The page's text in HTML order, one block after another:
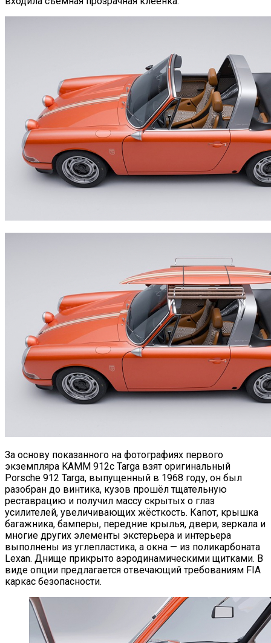
За основу показанного на фотографиях первого
экземпляра KAMM 912c Targa взят оригинальный
Porsche 912 Targa, выпущенный в 1968 году, он был
разобран до винтика, кузов прошёл тщательную
реставрацию и получил массу скрытых о глаз
усилителей, увеличивающих жёсткость. Капот, крышка
багажника, бамперы, передние крылья, двери, зеркала и
многие других элементы экстерьера и интерьера
выполнены из углепластика, а окна — из поликарбоната
Lexan. Днище прикрыто аэродинамическими щитками. В
виде опции предлагается отвечающий требованиям FIA
каркас безопасности.